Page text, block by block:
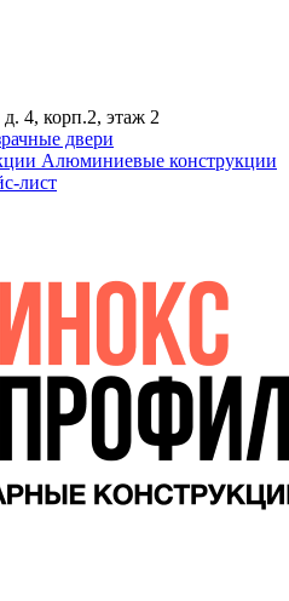
4, корп.2, этаж 2
двери
Алюминиевые конструкции
лист